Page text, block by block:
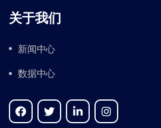
关于我们
新闻中心
数据中心